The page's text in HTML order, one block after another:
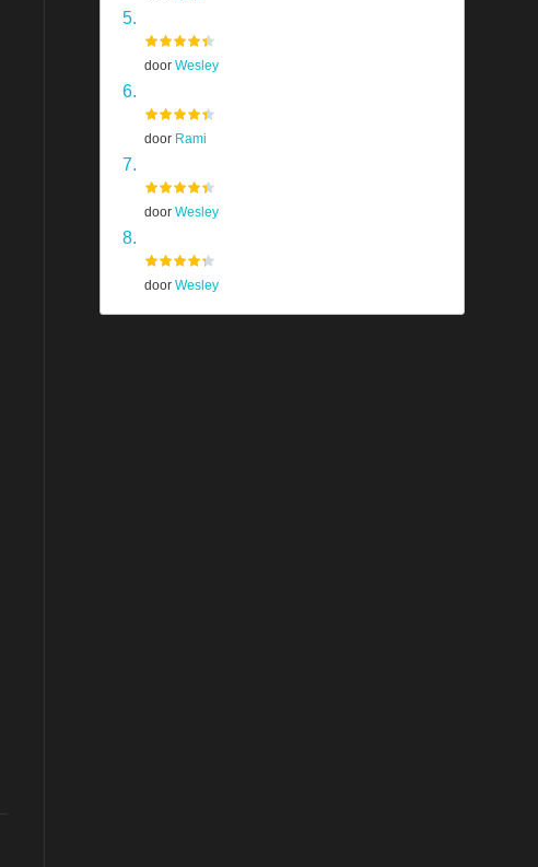
doorWesley
door Rami
doorWesley
doorWesley